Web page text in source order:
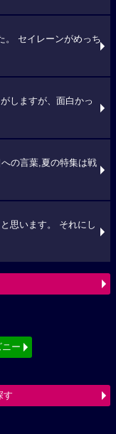
。 セイレーンがめっち
しますが、面白かっ
の言葉,夏の特集は戦
思います。 それにし
ー
す